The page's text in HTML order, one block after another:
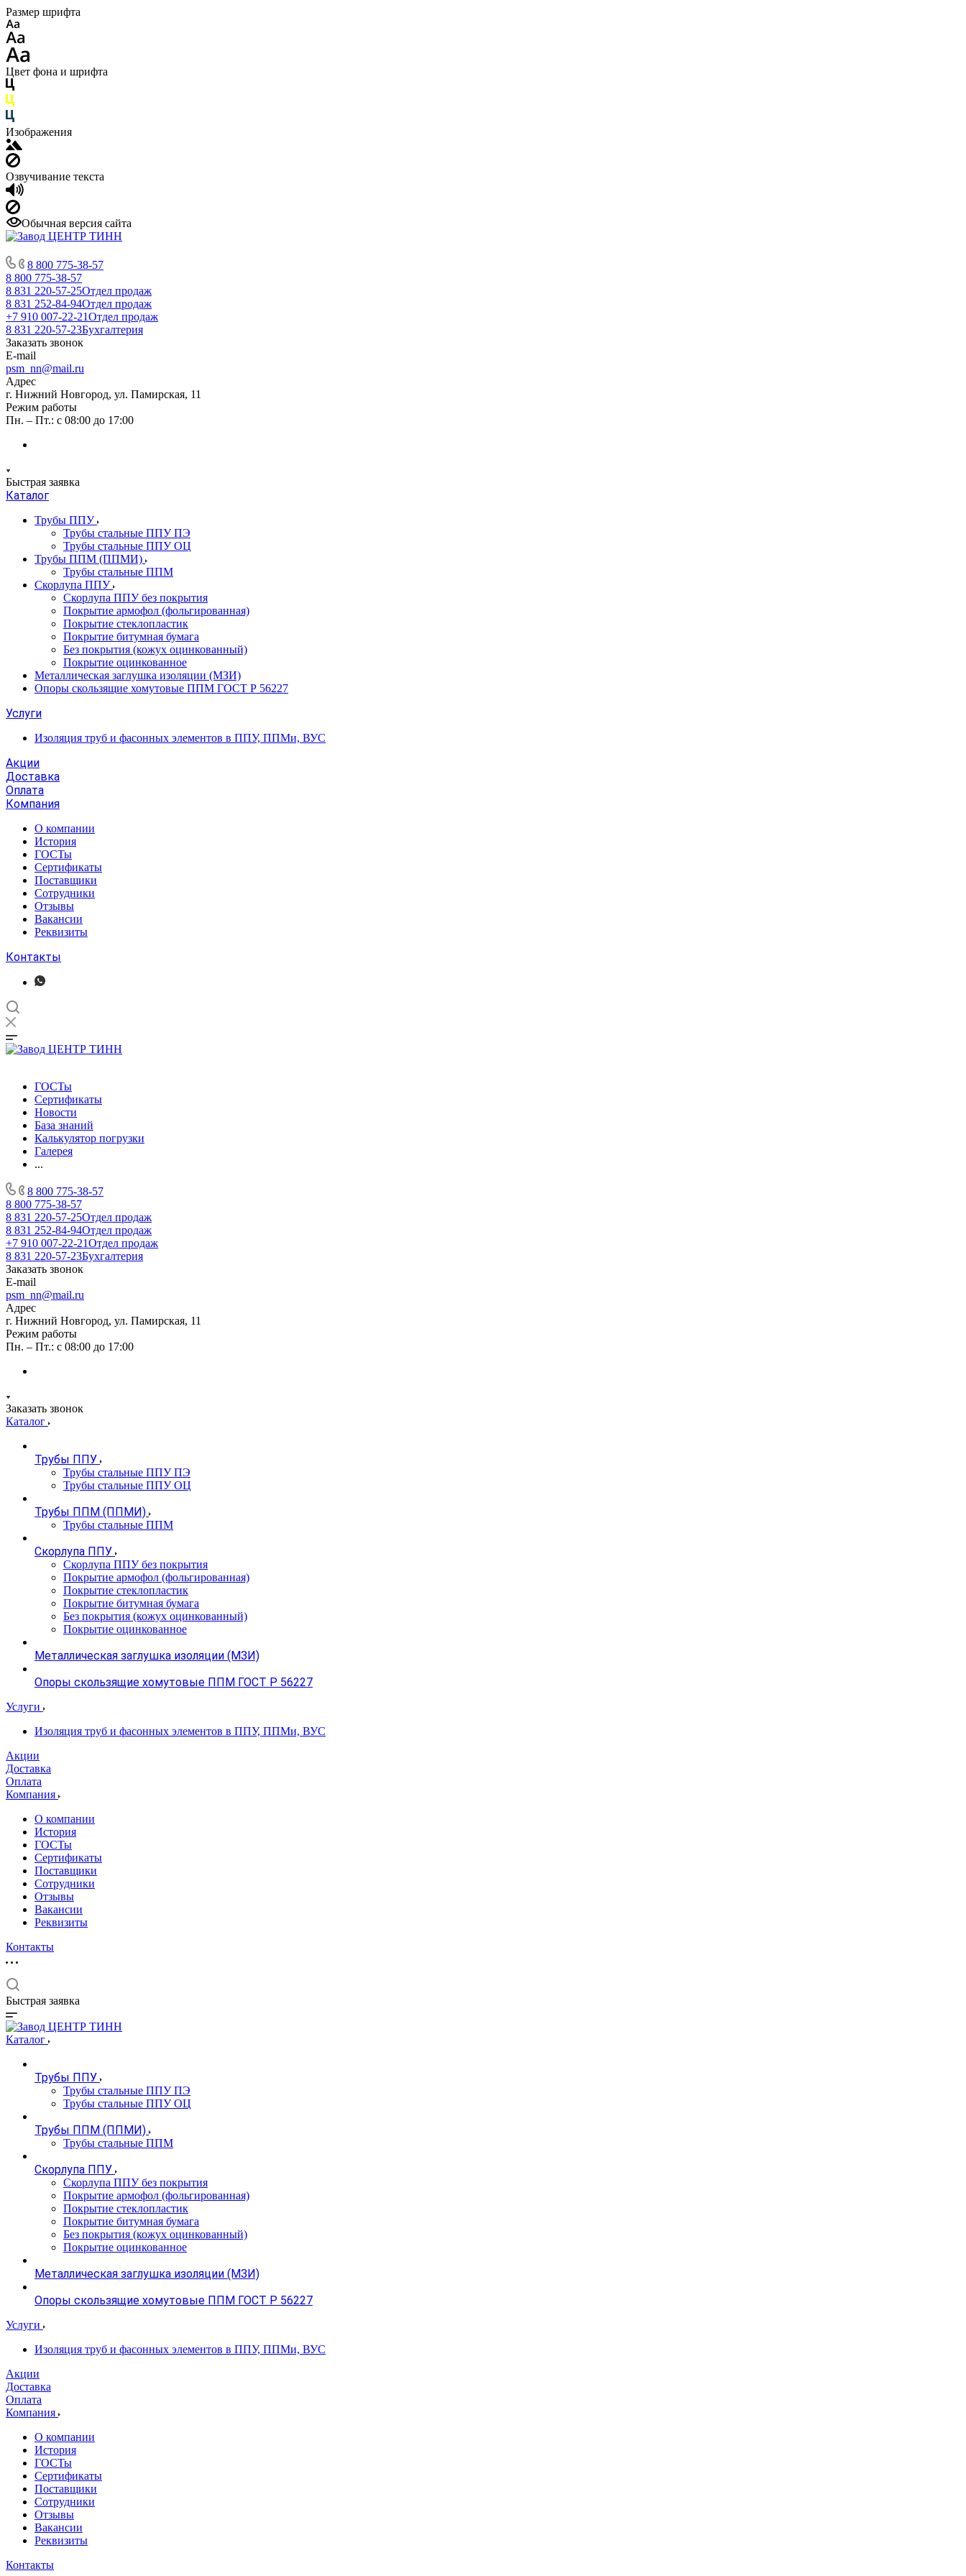
Размер шрифта
Цвет фона и шрифта
Изображения
Озвучивание текста
Обычная версия сайта
8 800 775-38-57
8 800 775-38-57
8 831 220-57-25Отдел продаж
8 831 252-84-94Отдел продаж
+7 910 007-22-21Отдел продаж
8 831 220-57-23Бухгалтерия
Заказать звонок
E-mail
psm_nn@mail.ru
Адрес
г. Нижний Новгород, ул. Памирская, 11
Режим работы
Пн. – Пт.: с 08:00 до 17:00
Быстрая заявка
Каталог
Трубы ППУ
Трубы стальные ППУ ПЭ
Трубы стальные ППУ ОЦ
Трубы ППМ (ППМИ)
Трубы стальные ППМ
Скорлупа ППУ
Скорлупа ППУ без покрытия
Покрытие армофол (фольгированная)
Покрытие стеклопластик
Покрытие битумная бумага
Без покрытия (кожух оцинкованный)
Покрытие оцинкованное
Металлическая заглушка изоляции (МЗИ)
Опоры скользящие хомутовые ППМ ГОСТ Р 56227
Услуги
Изоляция труб и фасонных элементов в ППУ, ППМи, ВУС
Акции
Доставка
Оплата
Компания
О компании
История
ГОСТы
Сертификаты
Поставщики
Сотрудники
Отзывы
Вакансии
Реквизиты
Контакты
ГОСТы
Сертификаты
Новости
База знаний
Калькулятор погрузки
Галерея
...
8 800 775-38-57
8 800 775-38-57
8 831 220-57-25Отдел продаж
8 831 252-84-94Отдел продаж
+7 910 007-22-21Отдел продаж
8 831 220-57-23Бухгалтерия
Заказать звонок
E-mail
psm_nn@mail.ru
Адрес
г. Нижний Новгород, ул. Памирская, 11
Режим работы
Пн. – Пт.: с 08:00 до 17:00
Заказать звонок
Каталог
Трубы ППУ
Трубы стальные ППУ ПЭ
Трубы стальные ППУ ОЦ
Трубы ППМ (ППМИ)
Трубы стальные ППМ
Скорлупа ППУ
Скорлупа ППУ без покрытия
Покрытие армофол (фольгированная)
Покрытие стеклопластик
Покрытие битумная бумага
Без покрытия (кожух оцинкованный)
Покрытие оцинкованное
Металлическая заглушка изоляции (МЗИ)
Опоры скользящие хомутовые ППМ ГОСТ Р 56227
Услуги
Изоляция труб и фасонных элементов в ППУ, ППМи, ВУС
Акции
Доставка
Оплата
Компания
О компании
История
ГОСТы
Сертификаты
Поставщики
Сотрудники
Отзывы
Вакансии
Реквизиты
Контакты
Быстрая заявка
Каталог
Трубы ППУ
Трубы стальные ППУ ПЭ
Трубы стальные ППУ ОЦ
Трубы ППМ (ППМИ)
Трубы стальные ППМ
Скорлупа ППУ
Скорлупа ППУ без покрытия
Покрытие армофол (фольгированная)
Покрытие стеклопластик
Покрытие битумная бумага
Без покрытия (кожух оцинкованный)
Покрытие оцинкованное
Металлическая заглушка изоляции (МЗИ)
Опоры скользящие хомутовые ППМ ГОСТ Р 56227
Услуги
Изоляция труб и фасонных элементов в ППУ, ППМи, ВУС
Акции
Доставка
Оплата
Компания
О компании
История
ГОСТы
Сертификаты
Поставщики
Сотрудники
Отзывы
Вакансии
Реквизиты
Контакты